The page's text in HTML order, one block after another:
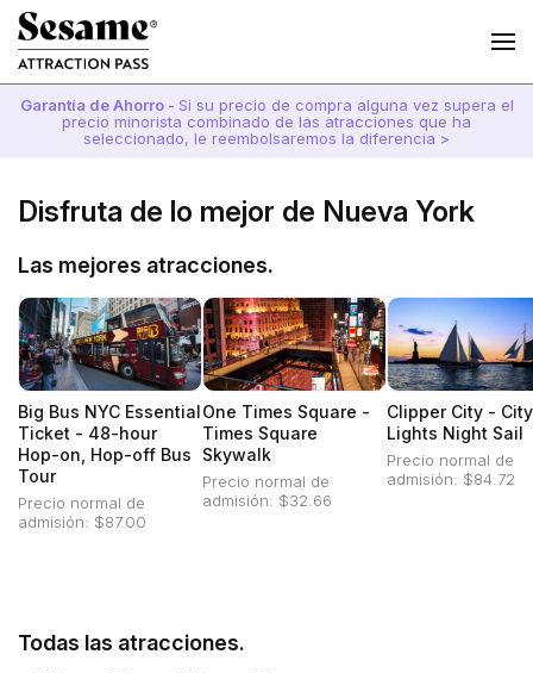
Garantía de Ahorro - Si su precio de compra alguna vez supera el
precio minorista combinado de las atracciones que ha
seleccionado, le reembolsaremos la diferencia >
Disfruta de lo mejor de Nueva York
Las mejores atracciones.
Big Bus NYC Essential
Ticket - 48-hour
Hop-on, Hop-off Bus
Tour
Precio normal de
admisión: $87.00
One Times Square -
Times Square
Skywalk
Precio normal de
admisión: $32.66
Clipper City - City
Lights Night Sail
Precio normal de
admisión: $84.72
Todas las atracciones.